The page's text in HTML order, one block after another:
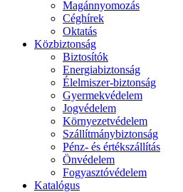
Magánnyomozás
Céghírek
Oktatás
Közbiztonság
Biztosítók
Energiabiztonság
Élelmiszer-biztonság
Gyermekvédelem
Jogvédelem
Környezetvédelem
Szállítmánybiztonság
Pénz- és értékszállítás
Önvédelem
Fogyasztóvédelem
Katalógus